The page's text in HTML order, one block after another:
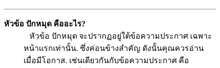
หัวข้อ ปักหมุด คืออะไร?
หัวข้อ ปักหมุด จะปรากฏอยู่ใต้ข้อความประกาศ เฉพาะ
หน้าแรกเท่านั้น. ซึ่งค่อนข้างสำคัญ ดังนั้นคุณควรอ่าน
เมื่อมีโอกาส. เช่นเดียวกันกับข้อความประกาศ คือ